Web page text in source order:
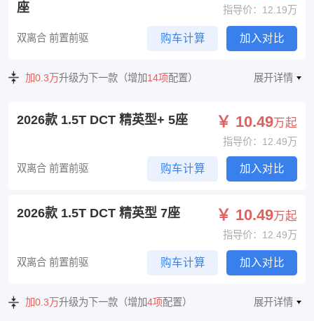
座
指导价：12.19万
双离合 前置前驱 购车计算 加入对比
加0.3万升级为下一款（增加14项配置） 展开详情
2026款 1.5T DCT 精英型+ 5座 ￥ 10.49万起
指导价：12.49万
双离合 前置前驱 购车计算 加入对比
2026款 1.5T DCT 精英型 7座 ￥ 10.49万起
指导价：12.49万
双离合 前置前驱 购车计算 加入对比
加0.3万升级为下一款（增加4项配置） 展开详情